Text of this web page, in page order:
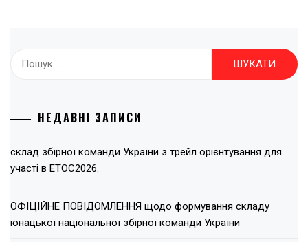
НЕДАВНІ ЗАПИСИ
склад збірної команди України з трейл орієнтування для
участі в ЕТОС2026.
ОФІЦІЙНЕ ПОВІДОМЛЕННЯ щодо формування складу
юнацької національної збірної команди України